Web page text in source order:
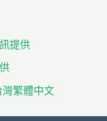
提供
繁體中文